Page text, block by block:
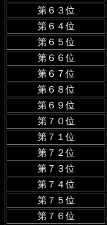
第６３位
第６４位
第６５位
第６６位
第６７位
第６８位
第６９位
第７０位
第７１位
第７２位
第７３位
第７４位
第７５位
第７６位